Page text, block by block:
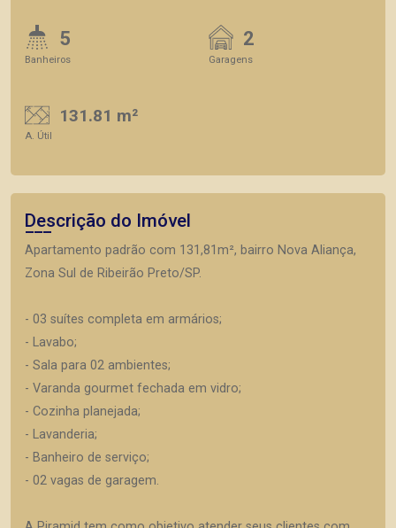
5
Banheiros
2
Garagens
131.81 m²
A. Útil
Descrição do Imóvel
Apartamento padrão com 131,81m², bairro Nova Aliança,
Zona Sul de Ribeirão Preto/SP.
- 03 suítes completa em armários;
- Lavabo;
- Sala para 02 ambientes;
- Varanda gourmet fechada em vidro;
- Cozinha planejada;
- Lavanderia;
- Banheiro de serviço;
- 02 vagas de garagem.